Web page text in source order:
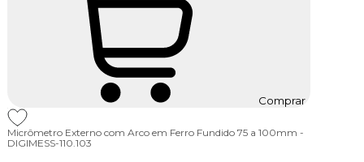
Comprar
Micrômetro Externo com Arco em Ferro Fundido 75 a 100mm -
DIGIMESS-110.103